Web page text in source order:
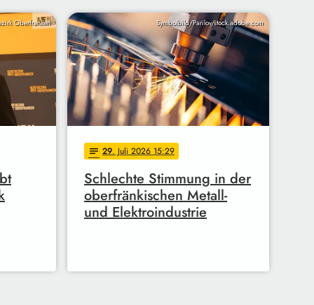
Oberfranken Symbolbild/Parilov/stock.adobe.com
notes 29. Juli 2026 15:29
Schlechte Stimmung in der
oberfränkischen Metall-
und Elektroindustrie